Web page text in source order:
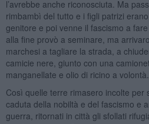
l’avrebbe anche riconosciuta. Ma
rimbambì del tutto e i figli patrizi
genitore e poi venne il fascismo a
alla fine provò a seminare, ma
marchesi a tagliare la strada, a
camicie nere, giunto con una
manganellate e olio di ricino a
Così quelle terre rimasero incolte per
caduta della nobiltà e del fascismo e
guerra, ritornati in città gli sfollati